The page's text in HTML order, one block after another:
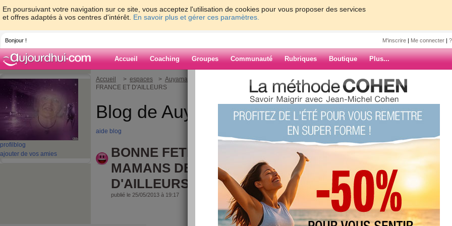
En poursuivant votre navigation sur ce site, vous acceptez l'utilisation de cookies pour vous proposer des services
et offres adaptés à vos centres d'intérêt. En savoir plus et gérer ces paramètres.
Bonjour ! M'inscrire | Me connecter |
Accueil Coaching Groupes Communauté Rubriques Boutique Plus...
profil blog
ajouter de vos amies
Accueil > espaces > Auyama
> BONNE FETE A TOUTES LES MAMANS DE
FRANCE ET D'AILLEURS
Blog de Auyama
aide blog
BONNE FETE A TOUTES LES
MAMANS DE FRANCE ET
D'AILLEURS
publié le 25/05/2013 à 19:17
ARCHIVES